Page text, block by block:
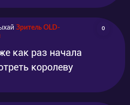
Зритель OLD-
0
как раз начала
королеву